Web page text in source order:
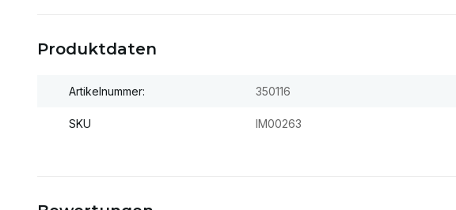
Produktdaten
Artikelnummer: 350116
SKU IM00263